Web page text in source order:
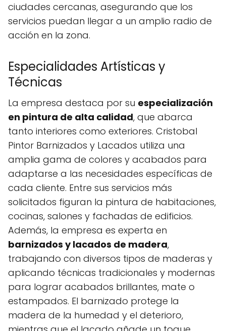
ciudades cercanas, asegurando que los
servicios puedan llegar a un amplio radio de
acción en la zona.
Especialidades Artísticas y
Técnicas
La empresa destaca por su especialización
en pintura de alta calidad, que abarca
tanto interiores como exteriores. Cristobal
Pintor Barnizados y Lacados utiliza una
amplia gama de colores y acabados para
adaptarse a las necesidades específicas de
cada cliente. Entre sus servicios más
solicitados figuran la pintura de habitaciones,
cocinas, salones y fachadas de edificios.
Además, la empresa es experta en
barnizados y lacados de madera,
trabajando con diversos tipos de maderas y
aplicando técnicas tradicionales y modernas
para lograr acabados brillantes, mate o
estampados. El barnizado protege la
madera de la humedad y el deterioro,